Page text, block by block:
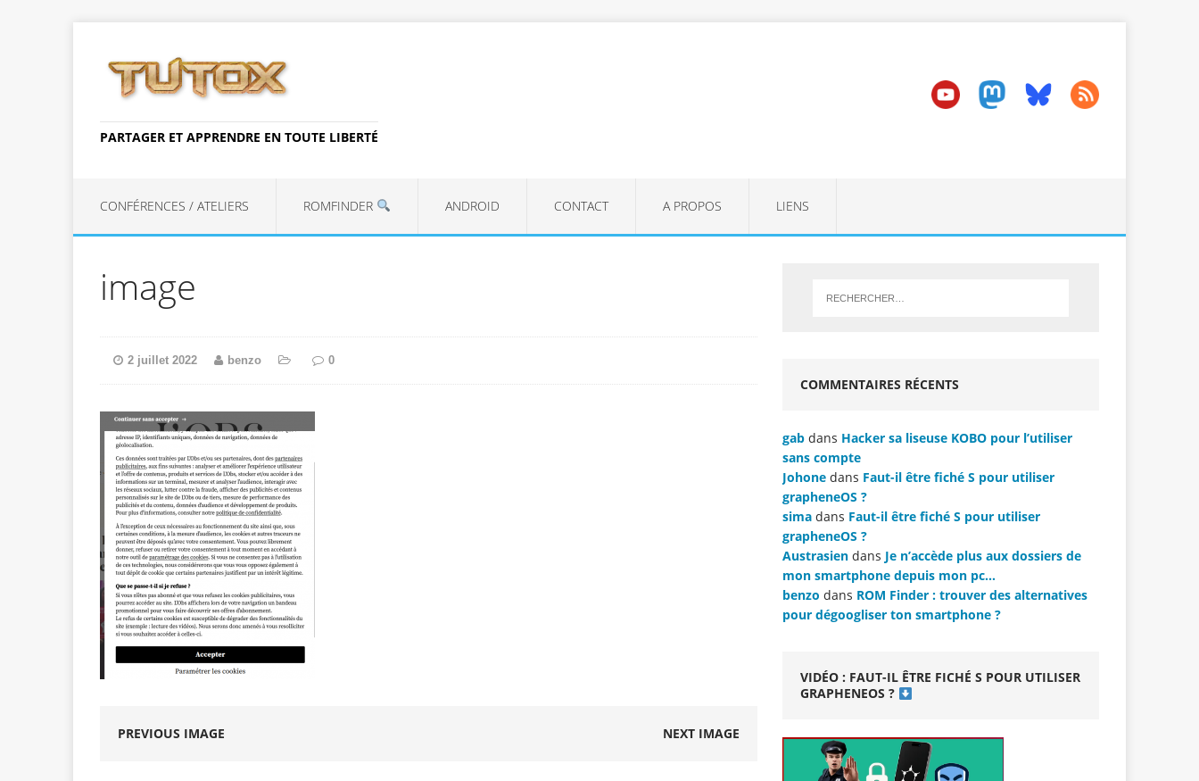
PARTAGER ET APPRENDRE EN TOUTE LIBERTÉ
CONFÉRENCES / ATELIERS ROMFINDER ANDROID CONTACT A PROPOS LIENS
image
2 juillet 2022 benzo 0
PREVIOUS IMAGE NEXT IMAGE
COMMENTAIRES RÉCENTS
gab dans Hacker sa liseuse KOBO pour l’utiliser
sans compte
Johone dans Faut-il être fiché S pour utiliser
grapheneOS ?
sima dans Faut-il être fiché S pour utiliser
grapheneOS ?
Austrasien dans Je n’accède plus aux dossiers de
mon smartphone depuis mon pc…
benzo dans ROM Finder : trouver des alternatives
pour dégoogliser ton smartphone ?
VIDÉO : FAUT-IL ÊTRE FICHÉ S POUR UTILISER
GRAPHENEOS ?